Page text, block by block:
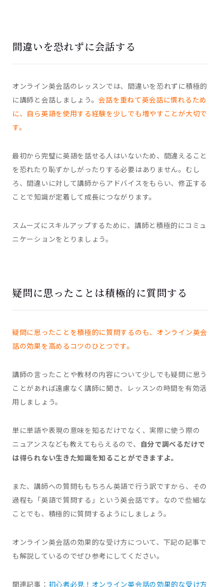
間違いを恐れずに会話する
オンライン英会話のレッスンでは、間違いを恐れずに積極的
に講師と会話しましょう。会話を重ねて英会話に慣れるため
に、自ら英語を使用する経験を少しでも増やすことが大切で
す。
最初から完璧に英語を話せる人はいないため、間違えること
を恐れたり恥ずかしがったりする必要はありません。むし
ろ、間違いに対して講師からアドバイスをもらい、修正する
ことで知識が定着して成長につながります。
スムーズにスキルアップするために、講師と積極的にコミュ
ニケーションをとりましょう。
疑問に思ったことは積極的に質問する
疑問に思ったことを積極的に質問するのも、オンライン英会
話の効果を高めるコツのひとつです。
講師の言ったことや教材の内容について少しでも疑問に思う
ことがあれば遠慮なく講師に聞き、レッスンの時間を有効活
用しましょう。
単に単語や表現の意味を知るだけでなく、実際に使う際の
ニュアンスなども教えてもらえるので、 自分で調べるだけで
は得られない生きた知識を知ることができますよ。
また、講師への質問ももちろん英語で行う訳ですから、その
過程も「英語で質問する」という英会話です。なので些細な
ことでも、積極的に質問するようにしましょう。
オンライン英会話の効果的な受け方について、下記の記事で
も解説しているのでぜひ参考にしてください。
関連記事： 初心者必見！オンライン英会話の効果的な受け方